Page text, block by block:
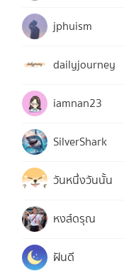
jphuism
dailyjourney
iamnan23
SilverShark
วันหนึ่งวันนั้น
หงส์ดรุณ
ฝันดี